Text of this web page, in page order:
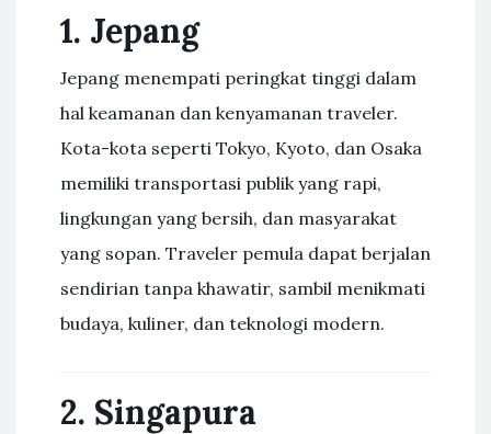
1. Jepang
Jepang menempati peringkat tinggi dalam
hal keamanan dan kenyamanan traveler.
Kota-kota seperti Tokyo, Kyoto, dan Osaka
memiliki transportasi publik yang rapi,
lingkungan yang bersih, dan masyarakat
yang sopan. Traveler pemula dapat berjalan
sendirian tanpa khawatir, sambil menikmati
budaya, kuliner, dan teknologi modern.
2. Singapura